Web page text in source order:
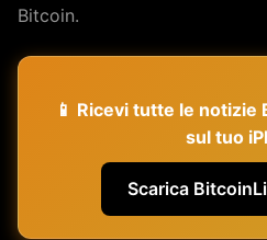
Bitcoin.
📱 Ricevi tutte le
sul tuo
Scarica